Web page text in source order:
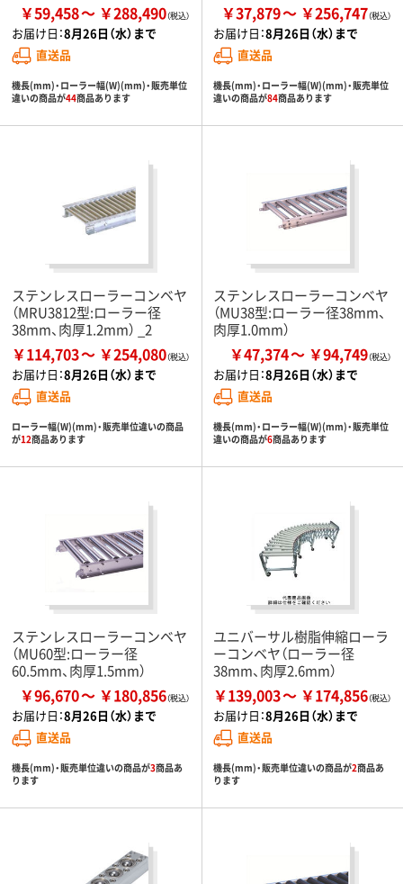
￥59,458 ￥288,490
お届け日：8月26日（水）まで
直送品
機長(mm)・ローラー幅(W)(mm)・販売単位
違いの商品が44商品あります
￥37,879 ￥256,747
お届け日：8月26日（水）まで
直送品
機長(mm)・ローラー幅(W)(mm)・販売単位
違いの商品が84商品あります
ステンレスローラーコンベヤ
（MRU3812型:ローラー径
38mm、肉厚1.2mm） _2
￥114,703 ￥254,080
お届け日：8月26日（水）まで
直送品
ローラー幅(W)(mm)・販売単位違いの商品
が12商品あります
ステンレスローラーコンベヤ
（MU38型:ローラー径38mm、
肉厚1.0mm）
￥47,374 ￥94,749
お届け日：8月26日（水）まで
直送品
機長(mm)・ローラー幅(W)(mm)・販売単位
違いの商品が6商品あります
ステンレスローラーコンベヤ
（MU60型:ローラー径
60.5mm、肉厚1.5mm）
￥96,670 ￥180,856
お届け日：8月26日（水）まで
直送品
機長(mm)・販売単位違いの商品が3商品あ
ります
ユニバーサル樹脂伸縮ローラ
ーコンベヤ（ローラー径
38mm、肉厚2.6mm）
￥139,003 ￥174,856
お届け日：8月26日（水）まで
直送品
機長(mm)・販売単位違いの商品が2商品あ
ります